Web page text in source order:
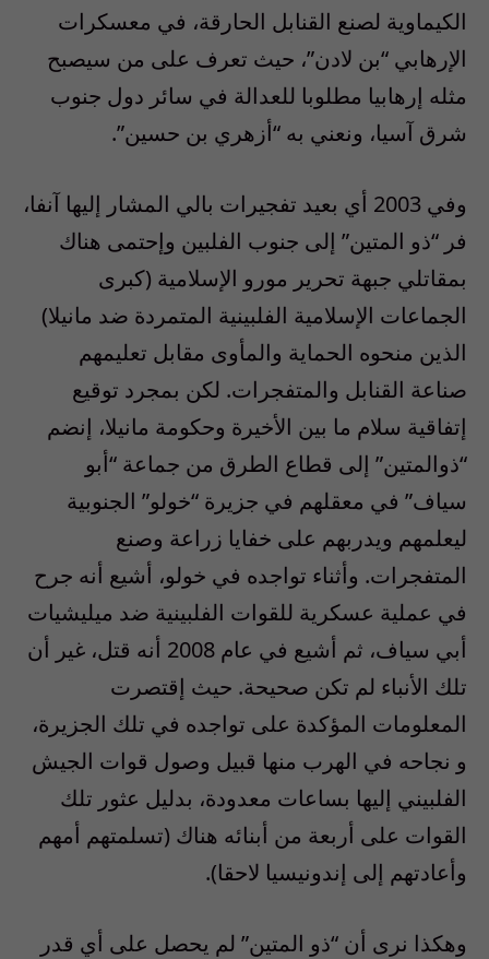
الكيماوية لصنع القنابل الحارقة، في معسكرات
الإرهابي “بن لادن”، حيث تعرف على من سيصبح
مثله إرهابيا مطلوبا للعدالة في سائر دول جنوب
شرق آسيا، ونعني به “أزهري بن حسين”.
وفي 2003 أي بعيد تفجيرات بالي المشار إليها آنفا،
فر “ذو المتين” إلى جنوب الفلبين وإحتمى هناك
بمقاتلي جبهة تحرير مورو الإسلامية (كبرى
الجماعات الإسلامية الفلبينية المتمردة ضد مانيلا)
الذين منحوه الحماية والمأوى مقابل تعليمهم
صناعة القنابل والمتفجرات. لكن بمجرد توقيع
إتفاقية سلام ما بين الأخيرة وحكومة مانيلا، إنضم
“ذوالمتين” إلى قطاع الطرق من جماعة “أبو
سياف” في معقلهم في جزيرة “خولو” الجنوبية
ليعلمهم ويدربهم على خفايا زراعة وصنع
المتفجرات. وأثناء تواجده في خولو، أشيع أنه جرح
في عملية عسكرية للقوات الفلبينية ضد ميليشيات
أبي سياف، ثم أشيع في عام 2008 أنه قتل، غير أن
تلك الأنباء لم تكن صحيحة. حيث إقتصرت
المعلومات المؤكدة على تواجده في تلك الجزيرة،
و نجاحه في الهرب منها قبيل وصول قوات الجيش
الفلبيني إليها بساعات معدودة، بدليل عثور تلك
القوات على أربعة من أبنائه هناك (تسلمتهم أمهم
وأعادتهم إلى إندونيسيا لاحقا).
وهكذا نرى أن “ذو المتين” لم يحصل على أي قدر